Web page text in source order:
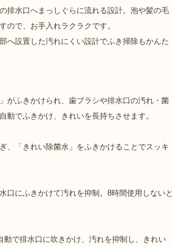
排水口へまっしぐらに流れる設計。泡や髪の毛
ので、お手入れラクラクです。
へ設置した汚れにくい設計でふき掃除もかんた
がふきかけられ、歯ブラシや排水口の汚れ・菌
動でふきかけ、きれいを長持ちさせます。
、「きれい除菌水」をふきかけることでスッキ
口にふきかけて汚れを抑制。8時間使用しないと
動で排水口に吹きかけ、汚れを抑制し、きれい